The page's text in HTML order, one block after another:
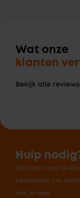
Wat onze
klanten
Bekijk alle reviews
Hulp
Wij staan voor je
bereikbaar per
met je mee.